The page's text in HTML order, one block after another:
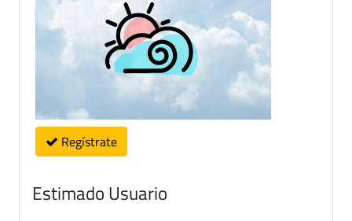
Regístrate
Estimado Usuario